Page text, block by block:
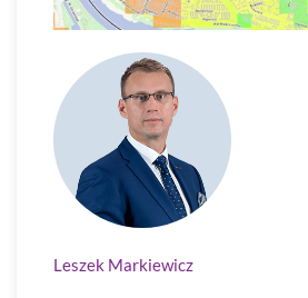
Leszek Markiewicz